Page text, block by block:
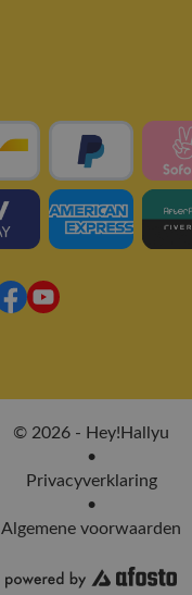
© 2026 - Hey!Hallyu
•
Privacyverklaring
•
Algemene voorwaarden